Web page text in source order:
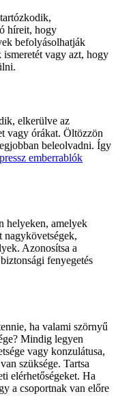
híreit, hogy
befolyásolhatják
vagy azt, hogy
elkerülve az
vagy órákat. Öltözzön
beleolvadni. Így
emberrablók
helyeken, amelyek
Azonosítsa a
fenyegetés
ha valami szörnyű
Mindig legyen
vagy konzulátusa,
szüksége. Tartsa
elérhetőségeket. Ha
a csoportnak van előre